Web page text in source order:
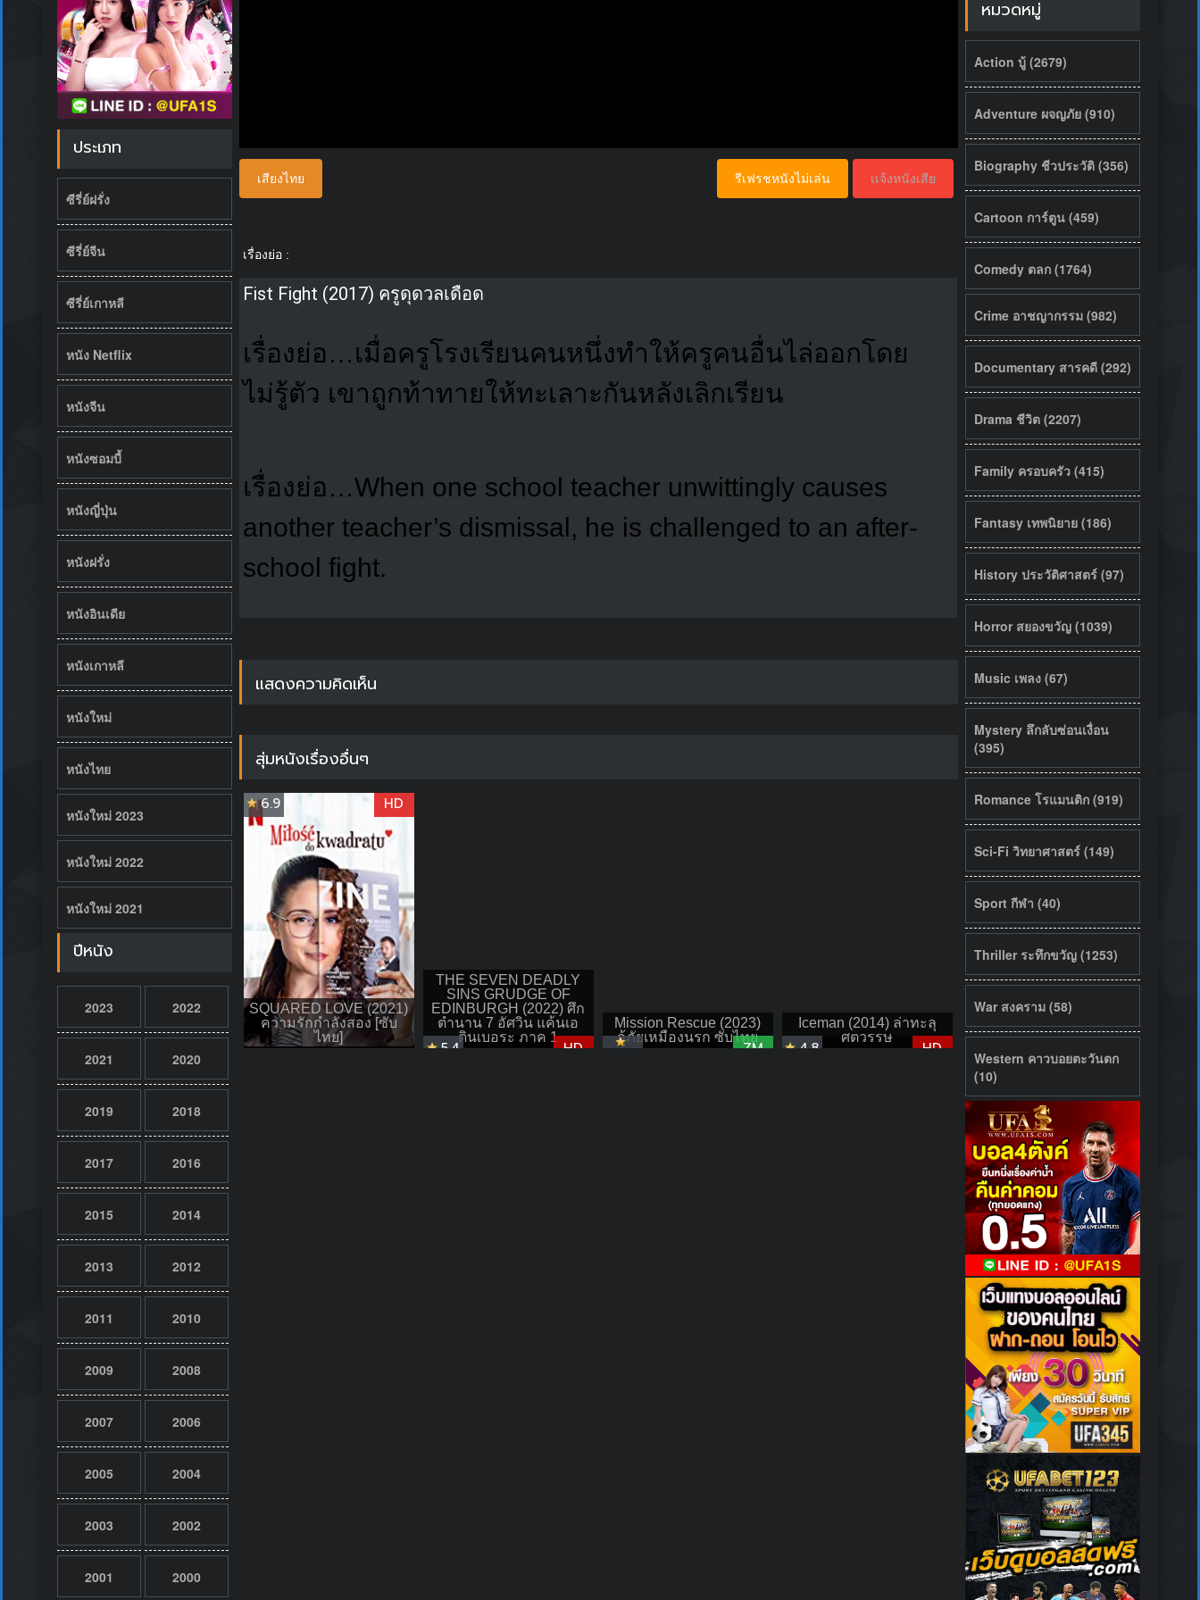
ประเภท
ซีรี่ย์ฝรั่ง
ซีรี่ย์จีน
ซีรี่ย์เกาหลี
หนัง Netflix
หนังจีน
หนังซอมบี้
หนังญี่ปุ่น
หนังฝรั่ง
หนังอินเดีย
หนังเกาหลี
หนังใหม่
หนังไทย
หนังใหม่ 2023
หนังใหม่ 2022
หนังใหม่ 2021
ปีหนัง
2023 2022
2021 2020
2019 2018
2017 2016
2015 2014
2013 2012
2011 2010
2009 2008
2007 2006
2005 2004
2003 2002
2001 2000
เสียงไทย เเจ้งหนังเสีย
รีเฟรชหนังไม่เล่น
เรื่องย่อ :
Fist Fight (2017) ครูดุดวลเดือด
เรื่องย่อ…เมื่อครูโรงเรียนคนหนึ่งทำให้ครูคนอื่นไล่ออกโดย
ไม่รู้ตัว เขาถูกท้าทายให้ทะเลาะกันหลังเลิกเรียน
เรื่องย่อ…When one school teacher unwittingly causes
another teacher’s dismissal, he is challenged to an after-
school fight.
แสดงความคิดเห็น
สุ่มหนังเรื่องอื่นๆ
SQUARED LOVE (2021)
ความรักกำลังสอง [ซับ
ไทย]
6.9 HD
THE SEVEN DEADLY
SINS GRUDGE OF
EDINBURGH (2022) ศึก
ตำนาน 7 อัศวิน แค้นเอ
ดินเบอระ ภาค 1
5.4 HD
Mission Rescue (2023)
กู้ภัยเหมืองนรก ซับไทย
ZM
Iceman (2014) ล่าทะลุ
ศตวรรษ
4.8 HD
หมวดหมู่
Action บู้ (2679)
Adventure ผจญภัย (910)
Biography ชีวประวัติ (356)
Cartoon การ์ตูน (459)
Comedy ตลก (1764)
Crime อาชญากรรม (982)
Documentary สารคดี (292)
Drama ชีวิต (2207)
Family ครอบครัว (415)
Fantasy เทพนิยาย (186)
History ประวัติศาสตร์ (97)
Horror สยองขวัญ (1039)
Music เพลง (67)
Mystery ลึกลับซ่อนเงื่อน
(395)
Romance โรแมนติก (919)
Sci-Fi วิทยาศาสตร์ (149)
Sport กีฬา (40)
Thriller ระทึกขวัญ (1253)
War สงคราม (58)
Western คาวบอยตะวันตก
(10)